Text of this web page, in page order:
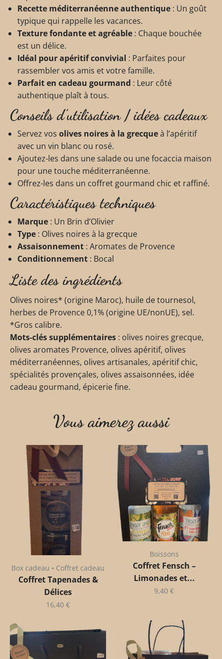
Recette méditerranéenne authentique : Un goût
typique qui rappelle les vacances.
Texture fondante et agréable : Chaque bouchée
est un délice.
Idéal pour apéritif convivial : Parfaites pour
rassembler vos amis et votre famille.
Parfait en cadeau gourmand : Leur côté
authentique plaît à tous.
Conseils d’utilisation / idées cadeaux
Servez vos olives noires à la grecqueà l’apéritif
avec un vin blanc ou rosé.
Ajoutez-les dans une salade ou une focaccia maison
pour une touche méditerranéenne.
Offrez-les dans un coffret gourmand chic et raffiné.
Caractéristiques techniques
Marque : Un Brin d’Olivier
Type : Olives noires à la grecque
Assaisonnement : Aromates de Provence
Conditionnement : Bocal
Liste des ingrédients
Olives noires* (origine Maroc), huile de tournesol,
herbes de Provence 0,1% (origine UE/nonUE), sel.
*Gros calibre.
Mots-clés supplémentaires : olives noires grecque,
olives aromates Provence, olives apéritif, olives
méditerranéennes, olives artisanales, apéritif chic,
spécialités provençales, olives assaisonnées, idée
cadeau gourmand, épicerie fine.
Vous aimerez aussi
Box cadeau • Coffret cadeau
Coffret Tapenades &
Délices
16,40 €
Boissons
Coffret Fensch –
Limonades et...
9,40 €